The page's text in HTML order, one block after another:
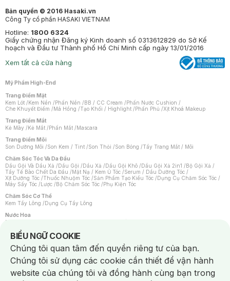
Bản quyền © 2016 Hasaki.vn
Công Ty cổ phần HASAKI VIETNAM
Hotline: 1800 6324
Giấy chứng nhận Đăng ký Kinh doanh số 0313612829 do Sở Kế
hoạch và Đầu tư Thành phố Hồ Chí Minh cấp ngày 13/01/2016
Xem tất cả cửa hàng
Mỹ Phẩm High-End
Trang Điểm Mặt
Kem Lót /Kem Nền /Phấn Nền /BB / CC Cream /Phấn Nước Cushion /
Che Khuyết Điểm /Má Hồng /Tạo Khối / Highlight /Phấn Phủ /Xịt Khoá Makeup
Trang Điểm Mắt
Kẻ Mày /Kẻ Mắt /Phấn Mắt /Mascara
Trang Điểm Môi
Son Dưỡng Môi /Son Kem / Tint /Son Thỏi /Son Bóng /Tẩy Trang Mắt / Môi
Chăm Sóc Tóc Và Da Đầu
Dầu Gội Và Dầu Xả /Dầu Gội /Dầu Xả /Dầu Gội Khô /Dầu Gội Xả 2in1 /Bộ Gội Xả /
Tẩy Tế Bào Chết Da Đầu /Mặt Nạ / Kem Ủ Tóc /Serum / Dầu Dưỡng Tóc /
Xịt Dưỡng Tóc /Thuốc Nhuộm Tóc /Sản Phẩm Tạo Kiểu Tóc /Dụng Cụ Chăm Sóc Tóc /
Máy Sấy Tóc /Lược /Bộ Chăm Sóc Tóc /Phụ Kiện Tóc
Chăm Sóc Cơ Thể
Kem Tẩy Lông /Dụng Cụ Tẩy Lông
Nước Hoa
Nước Hoa Nữ
Chăm Sóc Cá Nhân
Chống Muỗi /Khẩu Trang /Máy Massage/Mặt Nạ Xông Hơi /Nước Rửa Tay/
Sản Phẩm Chăm Sóc Khác /Bàn Chải Đánh Răng /Bàn Chải Điện/
Hỗ Trợ Trắng Răng/Kem Đánh Răng /Máy Tăm Nước/ Nước Súc Miệng/
Tăm / Chỉ Nha Khoa/ Xịt Thơm Miệng / Dung Dịch Vệ Sinh/Dưỡng Vùng Kín/
Khăn Ướt Vệ Sinh Vùng Kín/Băng Vệ Sinh/Tampon/Bọt Cạo Râu /Dao Cạo Râu/
Máy Cạo Râu
BIỂU NGỮ COOKIE
Notice about cookies usage
Chúng tôi quan tâm đến quyền riêng tư của bạn.
Chúng tôi sử dụng các cookie cần thiết để vận hành
website của chúng tôi và đồng hành cùng bạn trong